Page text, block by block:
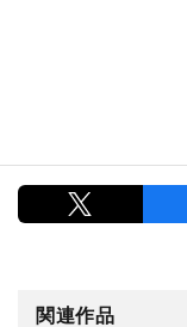
関連作品